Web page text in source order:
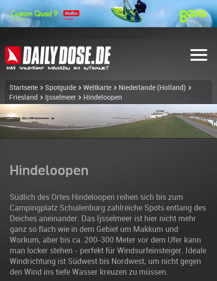
Startseite Spotguide Weltkarte
Niederlande (Holland)
Friesland
Ijsselmeer Hindeloopen
Hindeloopen
Südlich des Ortes Hindeloopen reihen sich bis zum
Campingplatz Schuilenburg zahlreiche Spots entlang des
Deiches aneinander. Das Ijsselmeer ist hier nicht mehr
ganz so flach wie in dem Gebiet um Makkum und
Workum, aber bis ca. 200-300 Meter vor dem Ufer kann
man locker stehen - perfekt für Windsurfeinsteiger. Ideale
Windrichtung ist Südwest bis Nordwest, um nicht gegen
den Wind ins tiefe Wasser kreuzen zu müssen.